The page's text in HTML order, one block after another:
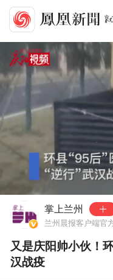
00:00
掌上兰州
兰州晨报客户端官
又是庆阳帅小伙！
汉战疫